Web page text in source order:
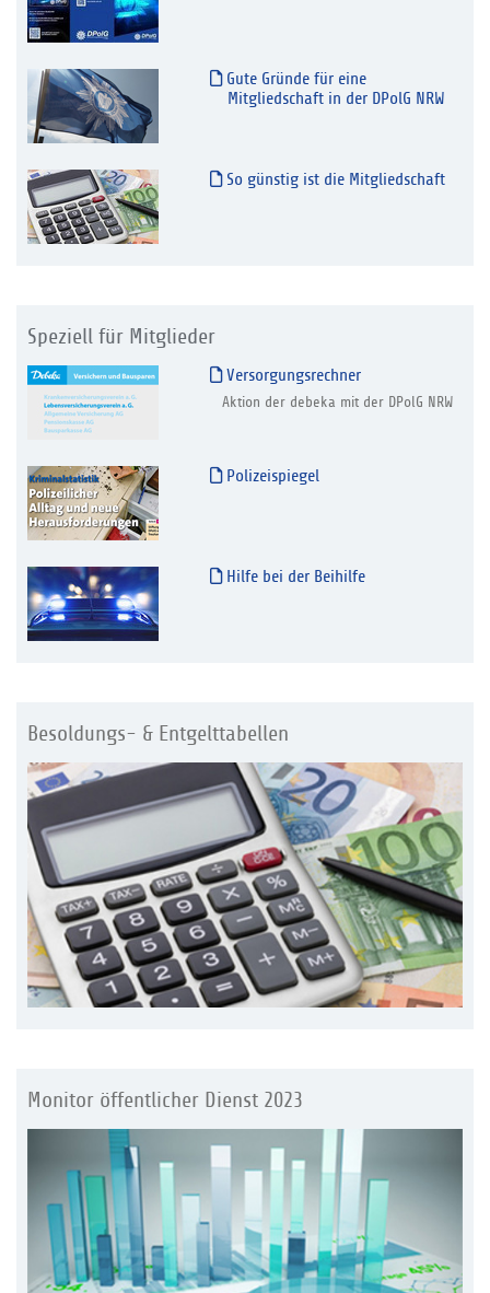
Gute Gründe für eine
Mitgliedschaft in der DPolG NRW
So günstig ist die Mitgliedschaft
Speziell für Mitglieder
Versorgungsrechner
Aktion der debeka mit der DPolG NRW
Polizeispiegel
Hilfe bei der Beihilfe
Besoldungs- & Entgelttabellen
Monitor öffentlicher Dienst 2023